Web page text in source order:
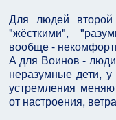
Для людей
"жёсткими",
вообще -
А для Воинов -
неразумные дети,
устремления
от настроения,